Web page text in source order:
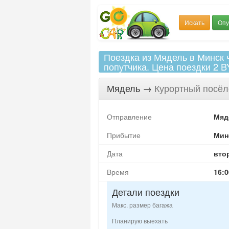
Искать
Поездка из Мядель в Минск
попутчика. Цена поездки 2
Мядель → Курортный
Отправление
Прибытие
Дата
Время
Детали поездки
Макс. размер багажа
Планирую выехать